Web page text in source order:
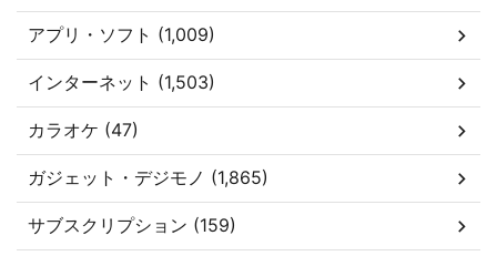
アプリ・ソフト (1,009)
インターネット (1,503)
カラオケ (47)
ガジェット・デジモノ (1,865)
サブスクリプション (159)